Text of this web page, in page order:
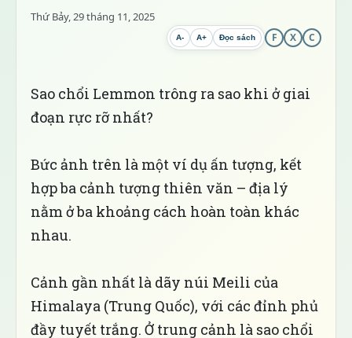
Thứ Bảy, 29 tháng 11, 2025
A- A+ Đọc sách F X C
Sao chổi Lemmon trông ra sao khi ở giai
đoạn rực rỡ nhất?
Bức ảnh trên là một ví dụ ấn tượng, kết
hợp ba cảnh tượng thiên văn – địa lý
nằm ở ba khoảng cách hoàn toàn khác
nhau.
Cảnh gần nhất là dãy núi Meili của
Himalaya (Trung Quốc), với các đỉnh phủ
đầy tuyết trắng. Ở trung cảnh là sao chổi